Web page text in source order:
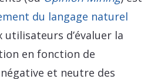
du langage naturel
utilisateurs d’évaluer la
en fonction de
et neutre des